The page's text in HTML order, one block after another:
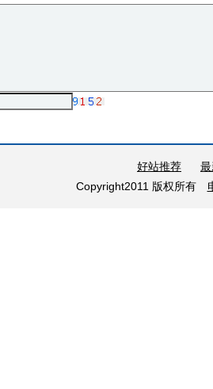
好站推荐
Copyright2011 版权所有